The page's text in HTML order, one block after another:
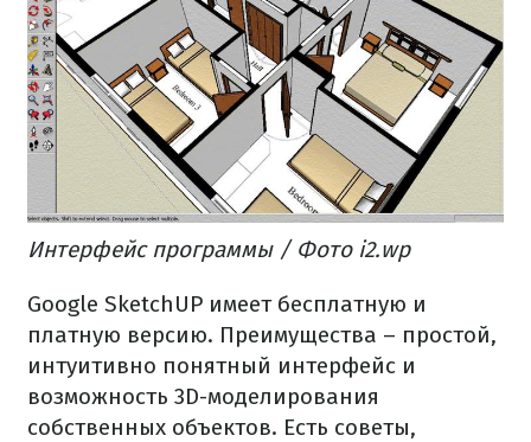
Интерфейс программы / Фото i2.wp
Google SketchUP имеет бесплатную и
платную версию. Преимущества – простой,
интуитивно понятный интерфейс и
возможность 3D-моделирования
собственных объектов. Есть советы,